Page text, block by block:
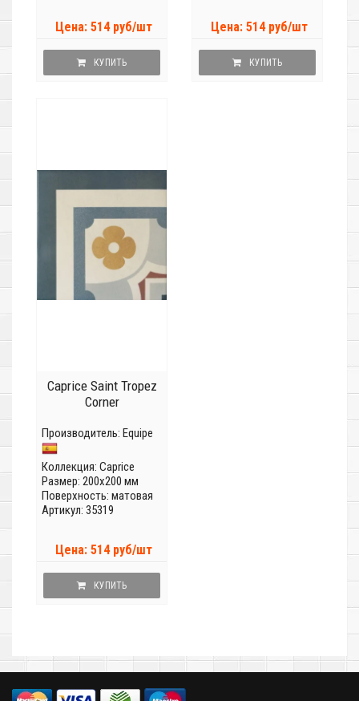
Цена: 514 руб/шт
КУПИТЬ
Цена: 514 руб/шт
КУПИТЬ
Caprice Saint Tropez
Corner
Производитель: Equipe
Коллекция: Caprice
Размер: 200x200 мм
Поверхность: матовая
Артикул: 35319
Цена: 514 руб/шт
КУПИТЬ